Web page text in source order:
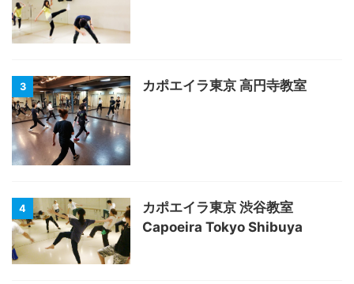
3 カポエイラ東京 高円寺教室
4
カポエイラ東京 渋谷教室
Capoeira Tokyo Shibuya